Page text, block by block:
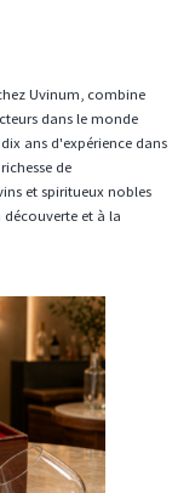
Uvinum, combine
dans le monde
ans d'expérience dans
de
et spiritueux nobles
découverte et à la